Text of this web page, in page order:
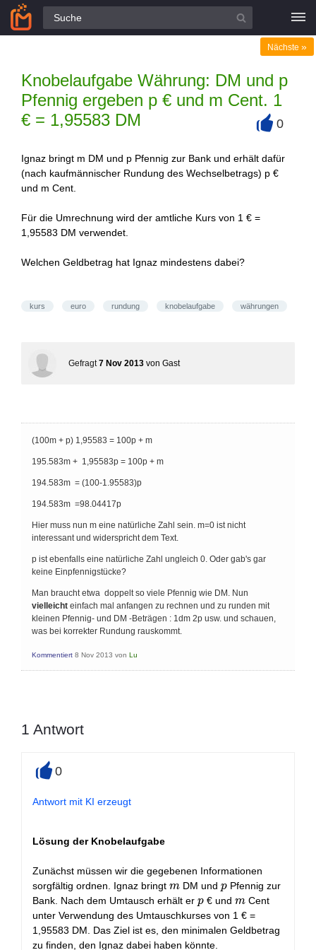
Alle Fragen
Knobelaufgabe Währung: DM und p
Pfennig ergeben p € und m Cent. 1
€ = 1,95583 DM
Nächste »
0
Ignaz bringt m DM und p Pfennig zur Bank und erhält dafür
(nach kaufmännischer Rundung des Wechselbetrags) p €
und m Cent.
Für die Umrechnung wird der amtliche Kurs von 1 € =
1,95583 DM verwendet.
Welchen Geldbetrag hat Ignaz mindestens dabei?
kurs euro rundung knobelaufgabe währungen
Gefragt 7 Nov 2013 von Gast
(100m + p) 1,95583 = 100p + m
195.583m + 1,95583p = 100p + m
194.583m = (100-1.95583)p
194.583m =98.04417p
Hier muss nun m eine natürliche Zahl sein. m=0 ist nicht
interessant und widerspricht dem Text.
p ist ebenfalls eine natürliche Zahl ungleich 0. Oder gab's gar
keine Einpfennigstücke?
Man braucht etwa doppelt so viele Pfennig wie DM. Nun
vielleicht einfach mal anfangen zu rechnen und zu runden mit
kleinen Pfennig- und DM -Beträgen : 1dm 2p usw. und schauen,
was bei korrekter Rundung rauskommt.
Kommentiert 8 Nov 2013 von Lu
1 Antwort
0
Antwort mit KI erzeugt
Lösung der Knobelaufgabe
Zunächst müssen wir die gegebenen Informationen
sorgfältig ordnen. Ignaz bringt m
m DM und p
p Pfennig zur
Bank. Nach dem Umtausch erhält er p
p € und m
m Cent
unter Verwendung des Umtauschkurses von 1 € =
1,95583 DM. Das Ziel ist es, den minimalen Geldbetrag
zu finden, den Ignaz dabei haben könnte.